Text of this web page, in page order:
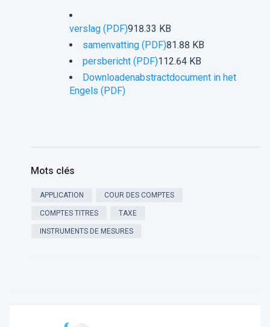
verslag (PDF)918.33 KB
samenvatting (PDF)81.88 KB
persbericht (PDF)112.64 KB
Downloadenabstractdocument in het
Engels (PDF)
Mots clés
APPLICATION COUR DES COMPTES
COMPTES TITRES TAXE
INSTRUMENTS DE MESURES